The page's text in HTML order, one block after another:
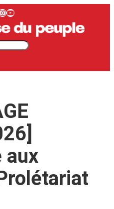
YouTube
aux